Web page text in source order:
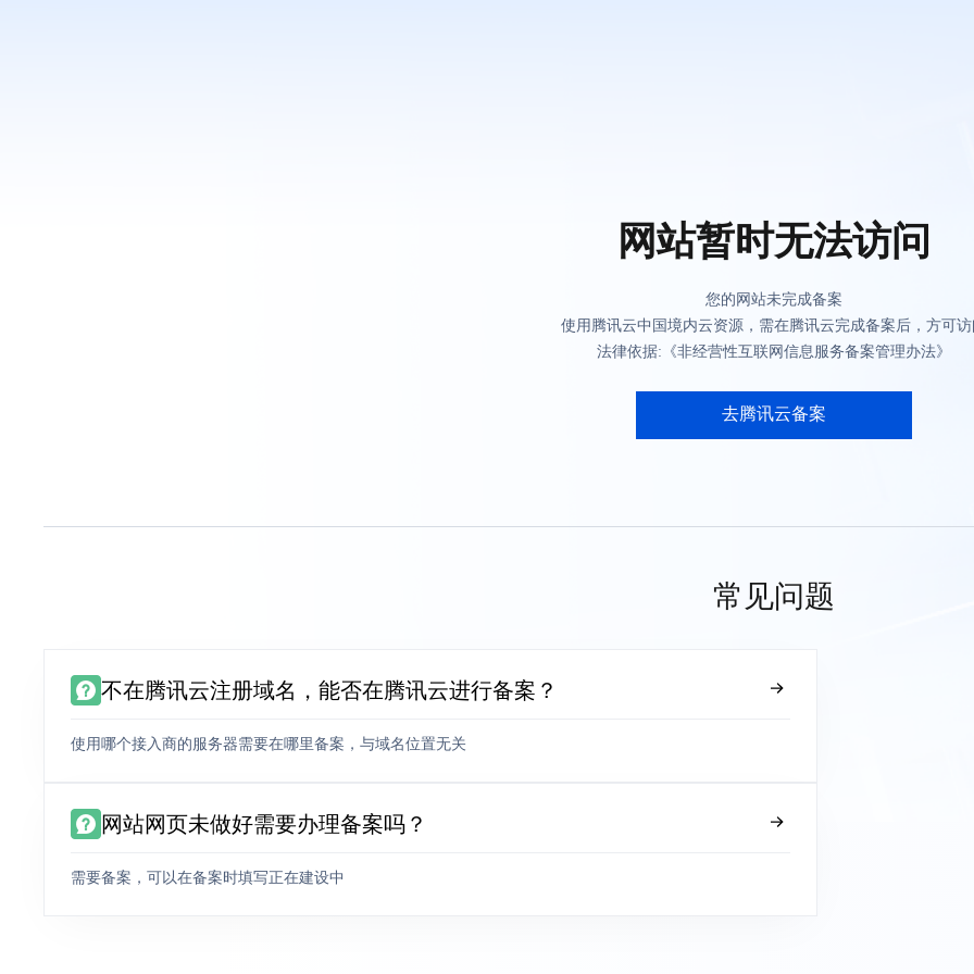
网站暂时无法访问
您的网站未完成备案
使用腾讯云中国境内云资源，需在腾讯云完成备案后，方可
法律依据:《非经营性互联网信息服务备案管理办法》
去腾讯云备案
常见问题
不在腾讯云注册域名，能否在腾讯云进行备案？
使用哪个接入商的服务器需要在哪里备案，与域名位置无关
网站网页未做好需要办理备案吗？
需要备案，可以在备案时填写正在建设中